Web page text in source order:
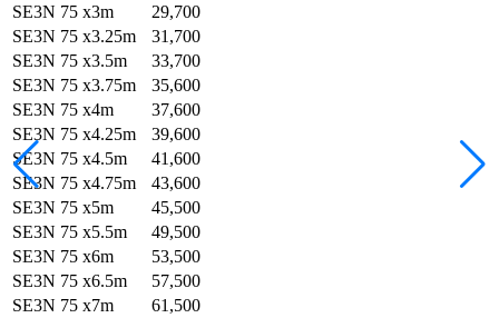
SE3N 75 x3m
29,700
SE3N 75 x3.25m
31,700
SE3N 75 x3.5m
33,700
SE3N 75 x3.75m
35,600
SE3N 75 x4m
37,600
SE3N 75 x4.25m
39,600
SE3N 75 x4.5m
41,600
SE3N 75 x4.75m
43,600
SE3N 75 x5m
45,500
SE3N 75 x5.5m
49,500
SE3N 75 x6m
53,500
SE3N 75 x6.5m
57,500
SE3N 75 x7m
61,500